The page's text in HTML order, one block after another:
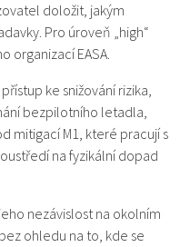
doložit, jakým
Pro úroveň „high“
organizací EASA.
ke snižování rizika,
bezpilotního letadla,
mitigací M1, které pracují s
na fyzikální dopad
nezávislost na okolním
ohledu na to, kde se